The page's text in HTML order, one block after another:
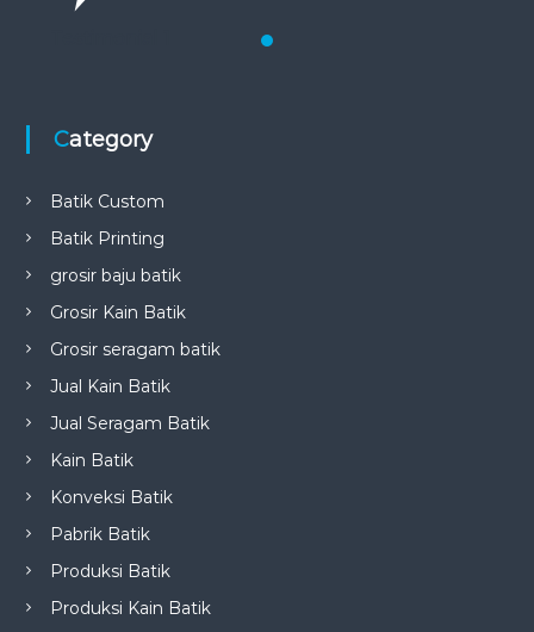
Category
Batik Custom
Batik Printing
grosir baju batik
Grosir Kain Batik
Grosir seragam batik
Jual Kain Batik
Jual Seragam Batik
Kain Batik
Konveksi Batik
Pabrik Batik
Produksi Batik
Produksi Kain Batik